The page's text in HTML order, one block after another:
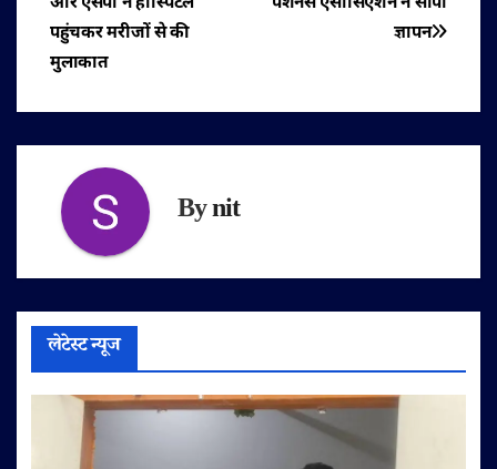
ज्ञापन
पहुंचकर मरीजों से की
मुलाकात
Bynit
लेटेस्ट न्यूज